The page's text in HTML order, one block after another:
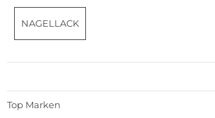
NAGELLACK
Top Marken